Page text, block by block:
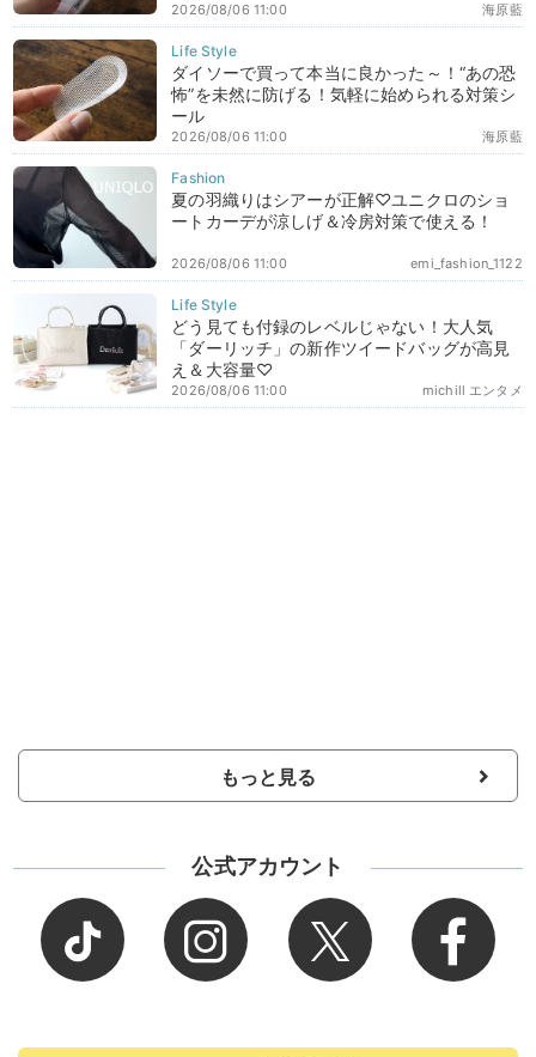
海原藍
2026/08/06 11:00
ダイソーで買って本当に良かった～！“あの恐
怖”を未然に防げる！気軽に始められる対策シ
ール
海原藍
2026/08/06 11:00
夏の羽織りはシアーが正解♡ユニクロのショ
ートカーデが涼しげ＆冷房対策で使える！
emi_fashion_1122
2026/08/06 11:00
どう見ても付録のレベルじゃない！大人気
「ダーリッチ」の新作ツイードバッグが高見
え＆大容量♡
michill エンタメ
2026/08/06 11:00
もっと見る
公式アカウント